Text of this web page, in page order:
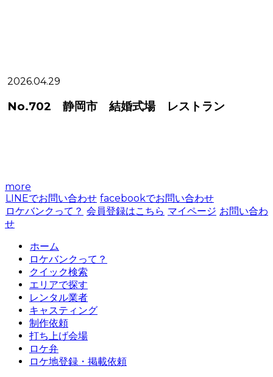
2026.04.29
No.702 静岡市 結婚式場 レストラン
more
LINEでお問い合わせ facebookでお問い合わせ
ロケバンクって？ 会員登録はこちら マイページ お問い合わ
せ
ホーム
ロケバンクって？
クイック検索
エリアで探す
レンタル業者
キャスティング
制作依頼
打ち上げ会場
ロケ弁
ロケ地登録・掲載依頼